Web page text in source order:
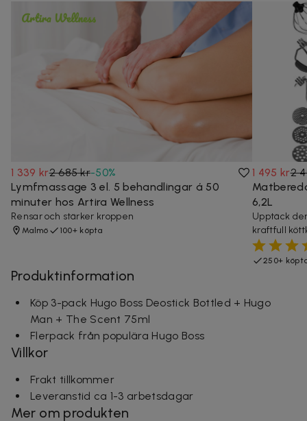
1 339 kr2 685 kr-50%
Lymfmassage 3 el. 5 behandlingar á 50
minuter hos Artira Wellness
Rensar och stärker kroppen
Malmö 100+ köpta
1 495 kr2
6,2L
Upptäck
kraftfull
250+
Produktinformation
Köp 3-pack Hugo Boss Deostick Bottled + Hugo
Man + The Scent 75ml
Flerpack från populära Hugo Boss
Villkor
Frakt tillkommer
Leveranstid ca 1-3 arbetsdagar
Mer om produkten